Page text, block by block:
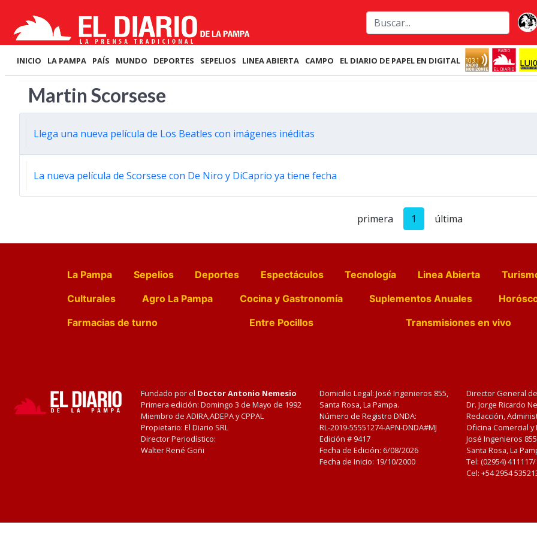
INICIO LA PAMPA PAÍS MUNDO DEPORTES SEPELIOS LINEA ABIERTA CAMPO EL DIARIO DE PAPEL EN DIGITAL
Martin Scorsese
Llega una nueva película de Los Beatles con imágenes inéditas
La nueva película de Scorsese con De Niro y DiCaprio ya tiene fecha
primera 1 última
La Pampa Sepelios Deportes Espectáculos Tecnología Linea Abierta
Culturales
Agro La Pampa Cocina y Gastronomía Suplementos Anuales
Farmacias de turno
Entre Pocillos Transmisiones en vivo
Fundado por el Doctor Antonio Nemesio
Primera edición: Domingo 3 de Mayo de 1992
Miembro de ADIRA,ADEPA y CPPAL
Propietario: El Diario SRL
Director Periodístico:
Walter René Goñi
Domicilio Legal: José Ingenieros 855,
Santa Rosa, La Pampa.
Número de Registro DNDA:
RL-2019-55551274-APN-DNDA#MJ
Edición # 9417
Fecha de Edición: 6/08/2026
Fecha de Inicio: 19/10/2000
Director General
Dr. Jorge Ricardo
Redacción,
Oficina Comercial
José Ingenieros
Santa Rosa, La
Tel: (02954)
Cel: +54 2954